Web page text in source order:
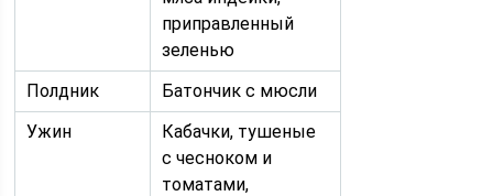
приправленный
зеленью
Полдник
Батончик с мюсли
Ужин
Кабачки, тушеные
с чесноком и
томатами,